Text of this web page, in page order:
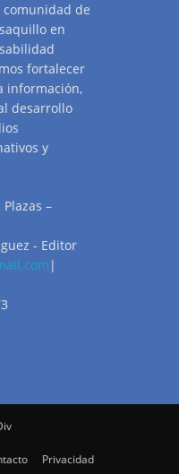
de
en
fortalecer
información,
desarrollo
y
–
- Editor
|
Privacidad